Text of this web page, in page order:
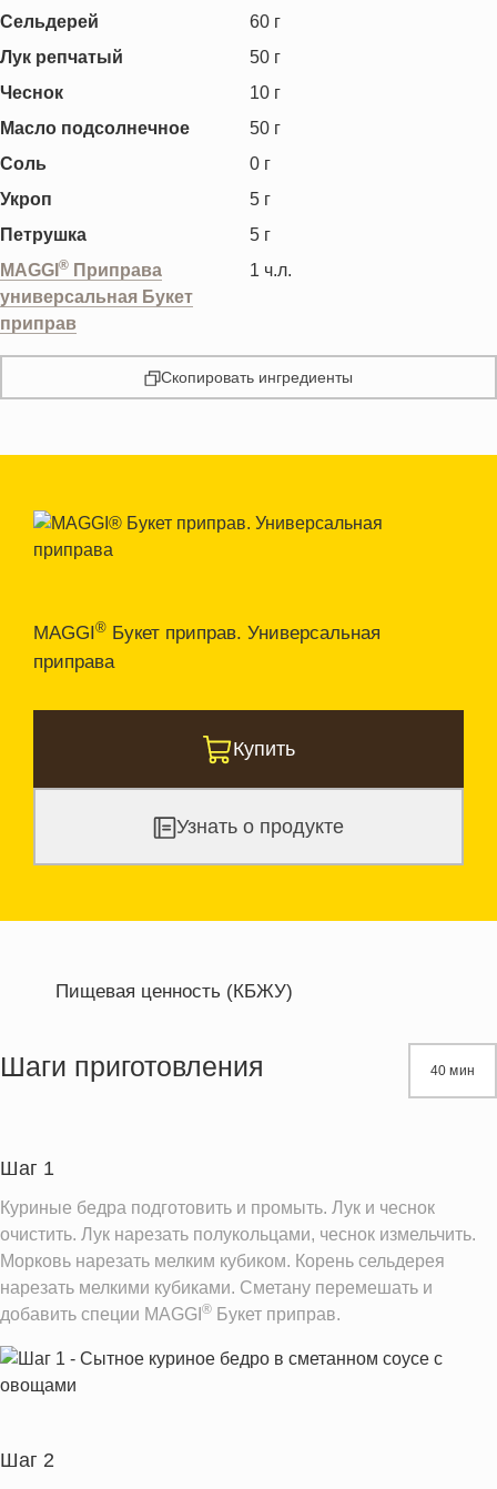
Сельдерей
60 г
Лук репчатый
50 г
Чеснок
10 г
Масло подсолнечное
50 г
Соль
0 г
Укроп
5 г
Петрушка
5 г
MAGGI ® Приправа
универсальная Букет
приправ
1 ч.л.
Скопировать ингредиенты
MAGGI® Букет приправ. Универсальная
приправа
Купить
Узнать о продукте
Пищевая ценность (КБЖУ)
Жиры
Информация для одной порции
Шаги приготовления 40 мин
Шаг 1
Куриные бедра подготовить и промыть. Лук и чеснок
очистить. Лук нарезать полукольцами, чеснок измельчить.
Морковь нарезать мелким кубиком. Корень сельдерея
нарезать мелкими кубиками. Сметану перемешать и
добавить специи MAGGI ® Букет приправ.
Шаг 2